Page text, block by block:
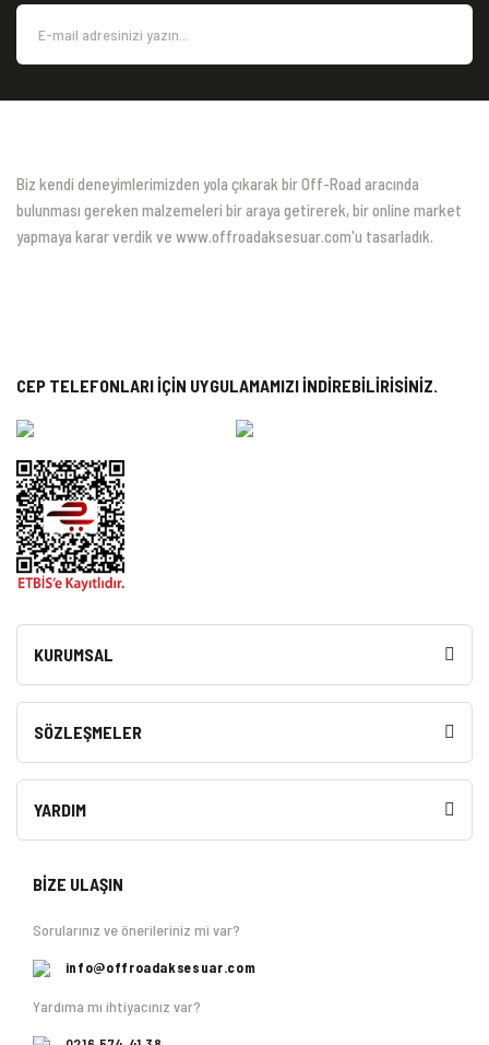
Biz kendi deneyimlerimizden yola çıkarak bir Off-Road aracında
bulunması gereken malzemeleri bir araya getirerek, bir online market
yapmaya karar verdik ve www.offroadaksesuar.com'u tasarladık.
CEP TELEFONLARI İÇİN UYGULAMAMIZI İNDİREBİLİRİSİNİZ.
KURUMSAL
SÖZLEŞMELER
YARDIM
BİZE ULAŞIN
Sorularınız ve önerileriniz mi var?
info@offroadaksesuar.com
Yardıma mı ihtiyacınız var?